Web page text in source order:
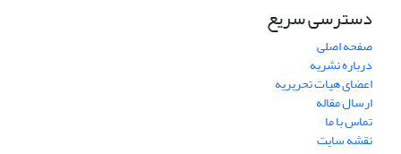
دسترسی سریع
صفحه اصلی
درباره نشریه
اعضای هیات تحریریه
ارسال مقاله
تماس با ما
نقشه سایت